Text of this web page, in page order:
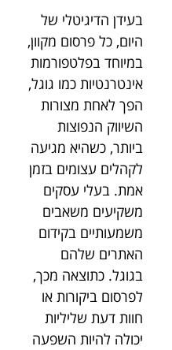
בעידן הדיגיטלי של
היום, כל פרסום מקוון,
במיוחד בפלטפורמות
אינטרנטיות כמו גוגל,
הפך לאחת מצורות
השיווק הנפוצות
ביותר, כשהיא מגיעה
לקהלים עצומים בזמן
אמת. בעלי עסקים
משקיעים משאבים
משמעותיים בקידום
האתרים שלהם
בגוגל. כתוצאה מכך,
לפרסום ביקורות או
חוות דעת שליליות
יכולה להיות השפעה